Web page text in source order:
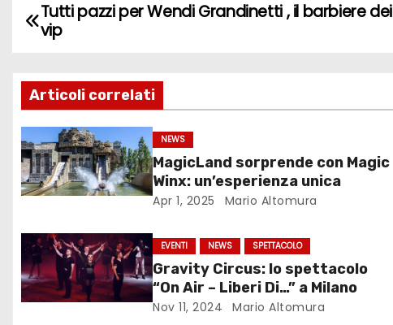
N
v
i
g
a
i
o
Tutti pazzi per Wendi Grandinetti , il barbiere dei
vip
Articoli correlati
NEWS
MagicLand sorprende con Magic
Winx: un’esperienza unica
Apr 1, 2025 Mario Altomura
EVENTI NEWS SPETTACOLO
Gravity Circus: lo spettacolo
“On Air – Liberi Di…” a Milano
Nov 11, 2024 Mario Altomura